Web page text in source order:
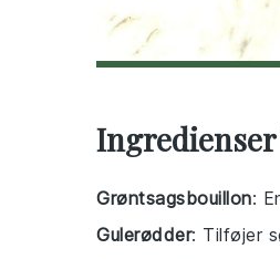
Grøntsagsbouillon:
Gulerødder: Tilføjer